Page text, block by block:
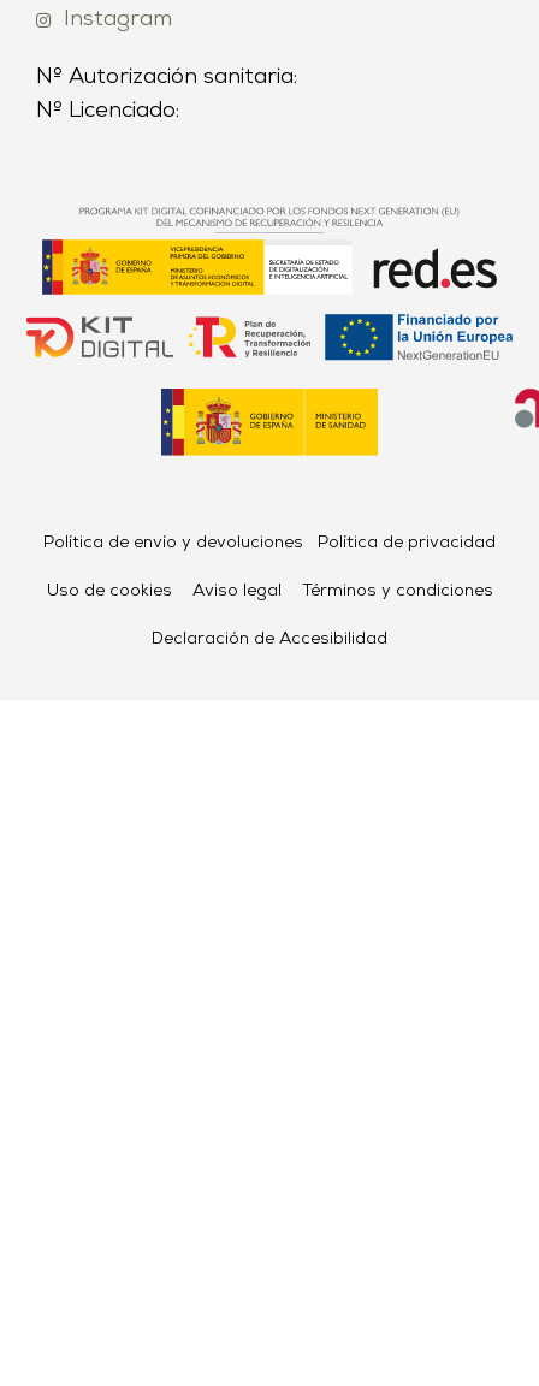
Instagram
Nº Autorización sanitaria:
Nº Licenciado:
Política de envío y devoluciones Política de privacidad
Uso de cookies Aviso legal Términos y condiciones
Declaración de Accesibilidad